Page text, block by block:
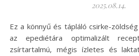
2025.08.14.
Ez a könnyű és tápláló csirke-zöldség pörkölt kifejezetten
az epediétára optimalizált
zsírtartalmú, mégis ízletes és